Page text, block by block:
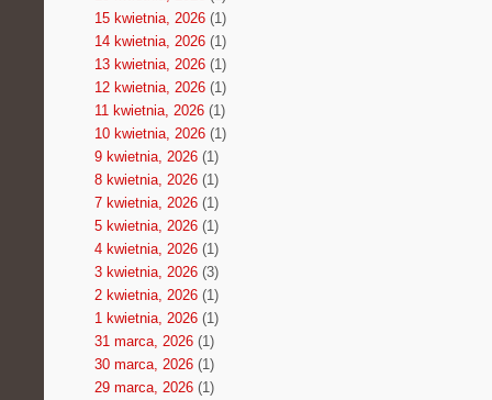
15 kwietnia, 2026(1)
14 kwietnia, 2026(1)
13 kwietnia, 2026(1)
12 kwietnia, 2026(1)
11 kwietnia, 2026(1)
10 kwietnia, 2026(1)
9 kwietnia, 2026(1)
8 kwietnia, 2026(1)
7 kwietnia, 2026(1)
5 kwietnia, 2026(1)
4 kwietnia, 2026(1)
3 kwietnia, 2026(3)
2 kwietnia, 2026(1)
1 kwietnia, 2026(1)
31 marca, 2026(1)
30 marca, 2026(1)
29 marca, 2026(1)